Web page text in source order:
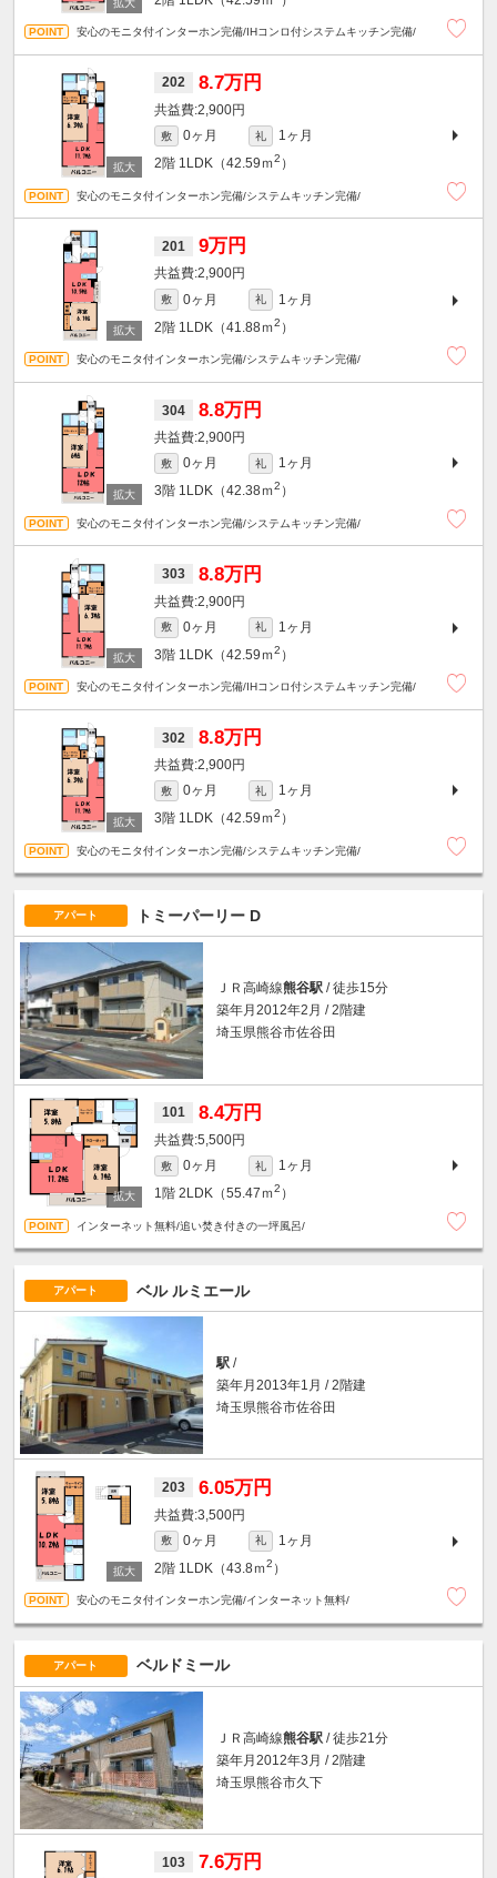
安心のモニタ付インターホン完備/IHコンロ付システムキッチン完備/
202 8.7万円
2,900円
敷 0ヶ月 礼
1ヶ月
2階 1LDK（42.59ｍ2 ）
安心のモニタ付インターホン完備/システムキッチン完備/
201 9万円
2,900円
敷 0ヶ月 礼
1ヶ月
2階 1LDK（41.88ｍ2 ）
安心のモニタ付インターホン完備/システムキッチン完備/
304 8.8万円
2,900円
敷 0ヶ月 礼
1ヶ月
3階 1LDK（42.38ｍ2 ）
安心のモニタ付インターホン完備/システムキッチン完備/
303 8.8万円
2,900円
敷 0ヶ月 礼
1ヶ月
3階 1LDK（42.59ｍ2 ）
安心のモニタ付インターホン完備/IHコンロ付システムキッチン完備/
302 8.8万円
2,900円
敷 0ヶ月 礼
1ヶ月
3階 1LDK（42.59ｍ2 ）
安心のモニタ付インターホン完備/システムキッチン完備/
アパート トミーパーリー D
ＪＲ高崎線熊谷駅 / 徒歩15分
築年月2012年2月 / 2階建
埼玉県熊谷市佐谷田
101 8.4万円
5,500円
敷 0ヶ月 礼
1ヶ月
1階 2LDK（55.47ｍ2 ）
インターネット無料/追い焚き付きの一坪風呂/
アパート ベル ルミエール
駅 /
築年月2013年1月 / 2階建
埼玉県熊谷市佐谷田
203 6.05万円
3,500円
敷 0ヶ月 礼
1ヶ月
2階 1LDK（43.8ｍ2 ）
安心のモニタ付インターホン完備/インターネット無料/
アパート ベルドミール
ＪＲ高崎線熊谷駅 / 徒歩21分
築年月2012年3月 / 2階建
埼玉県熊谷市久下
103 7.6万円